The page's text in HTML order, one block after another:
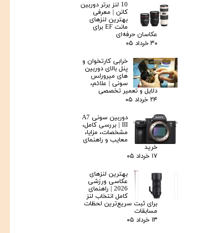
10 لنز برتر دوربین
کانن | معرفی
بهترین لنزهای
مانت EF برای
عکاسان حرفه‌ای
۳۰ خرداد ۰۵
خرابی کارتخوان و
پنل بالای دوربین‌
های میرورلس
سونی | علائم،
دلایل و تعمیر تخصصی
۲۴ خرداد ۰۵
دوربین سونی A7
III | بررسی کامل،
مشخصات، مزایا،
معایب و راهنمای
خرید
۱۷ خرداد ۰۵
بهترین لنزهای
عکاسی ورزشی
2026 | راهنمای
کامل انتخاب لنز
برای ثبت سریع‌ترین لحظات
مسابقات
۱۳ خرداد ۰۵